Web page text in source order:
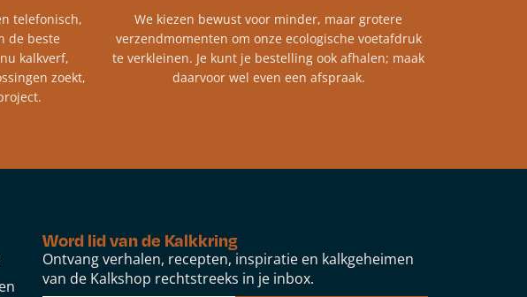
telefonisch,
de beste
kalkverf,
zoekt,
We kiezen bewust voor minder, maar grotere
verzendmomenten om onze ecologische voetafdruk
te verkleinen. Je kunt je bestelling ook afhalen; maak
daarvoor wel even een afspraak.
Word lid van de Kalkkring
Ontvang verhalen, recepten, inspiratie en kalkgeheimen
van de Kalkshop rechtstreeks in je inbox.